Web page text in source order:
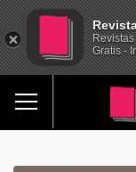
Revistas
Gratis -